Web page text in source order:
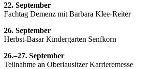
22. September
Fachtag Demenz mit Barbara Klee-Reiter
26. September
Herbst-Basar Kindergarten Senfkorn
26.–27. September
Teilnahme an Oberlausitzer Karrieremesse